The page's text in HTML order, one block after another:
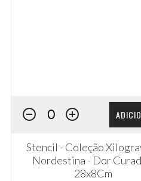
Stencil - Coleção
Nordestina - Dor
28x8Cm